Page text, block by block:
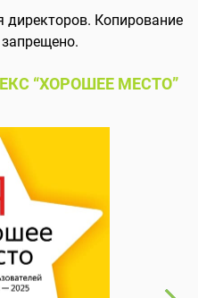
Копирование
“ХОРОШЕЕ МЕСТО”